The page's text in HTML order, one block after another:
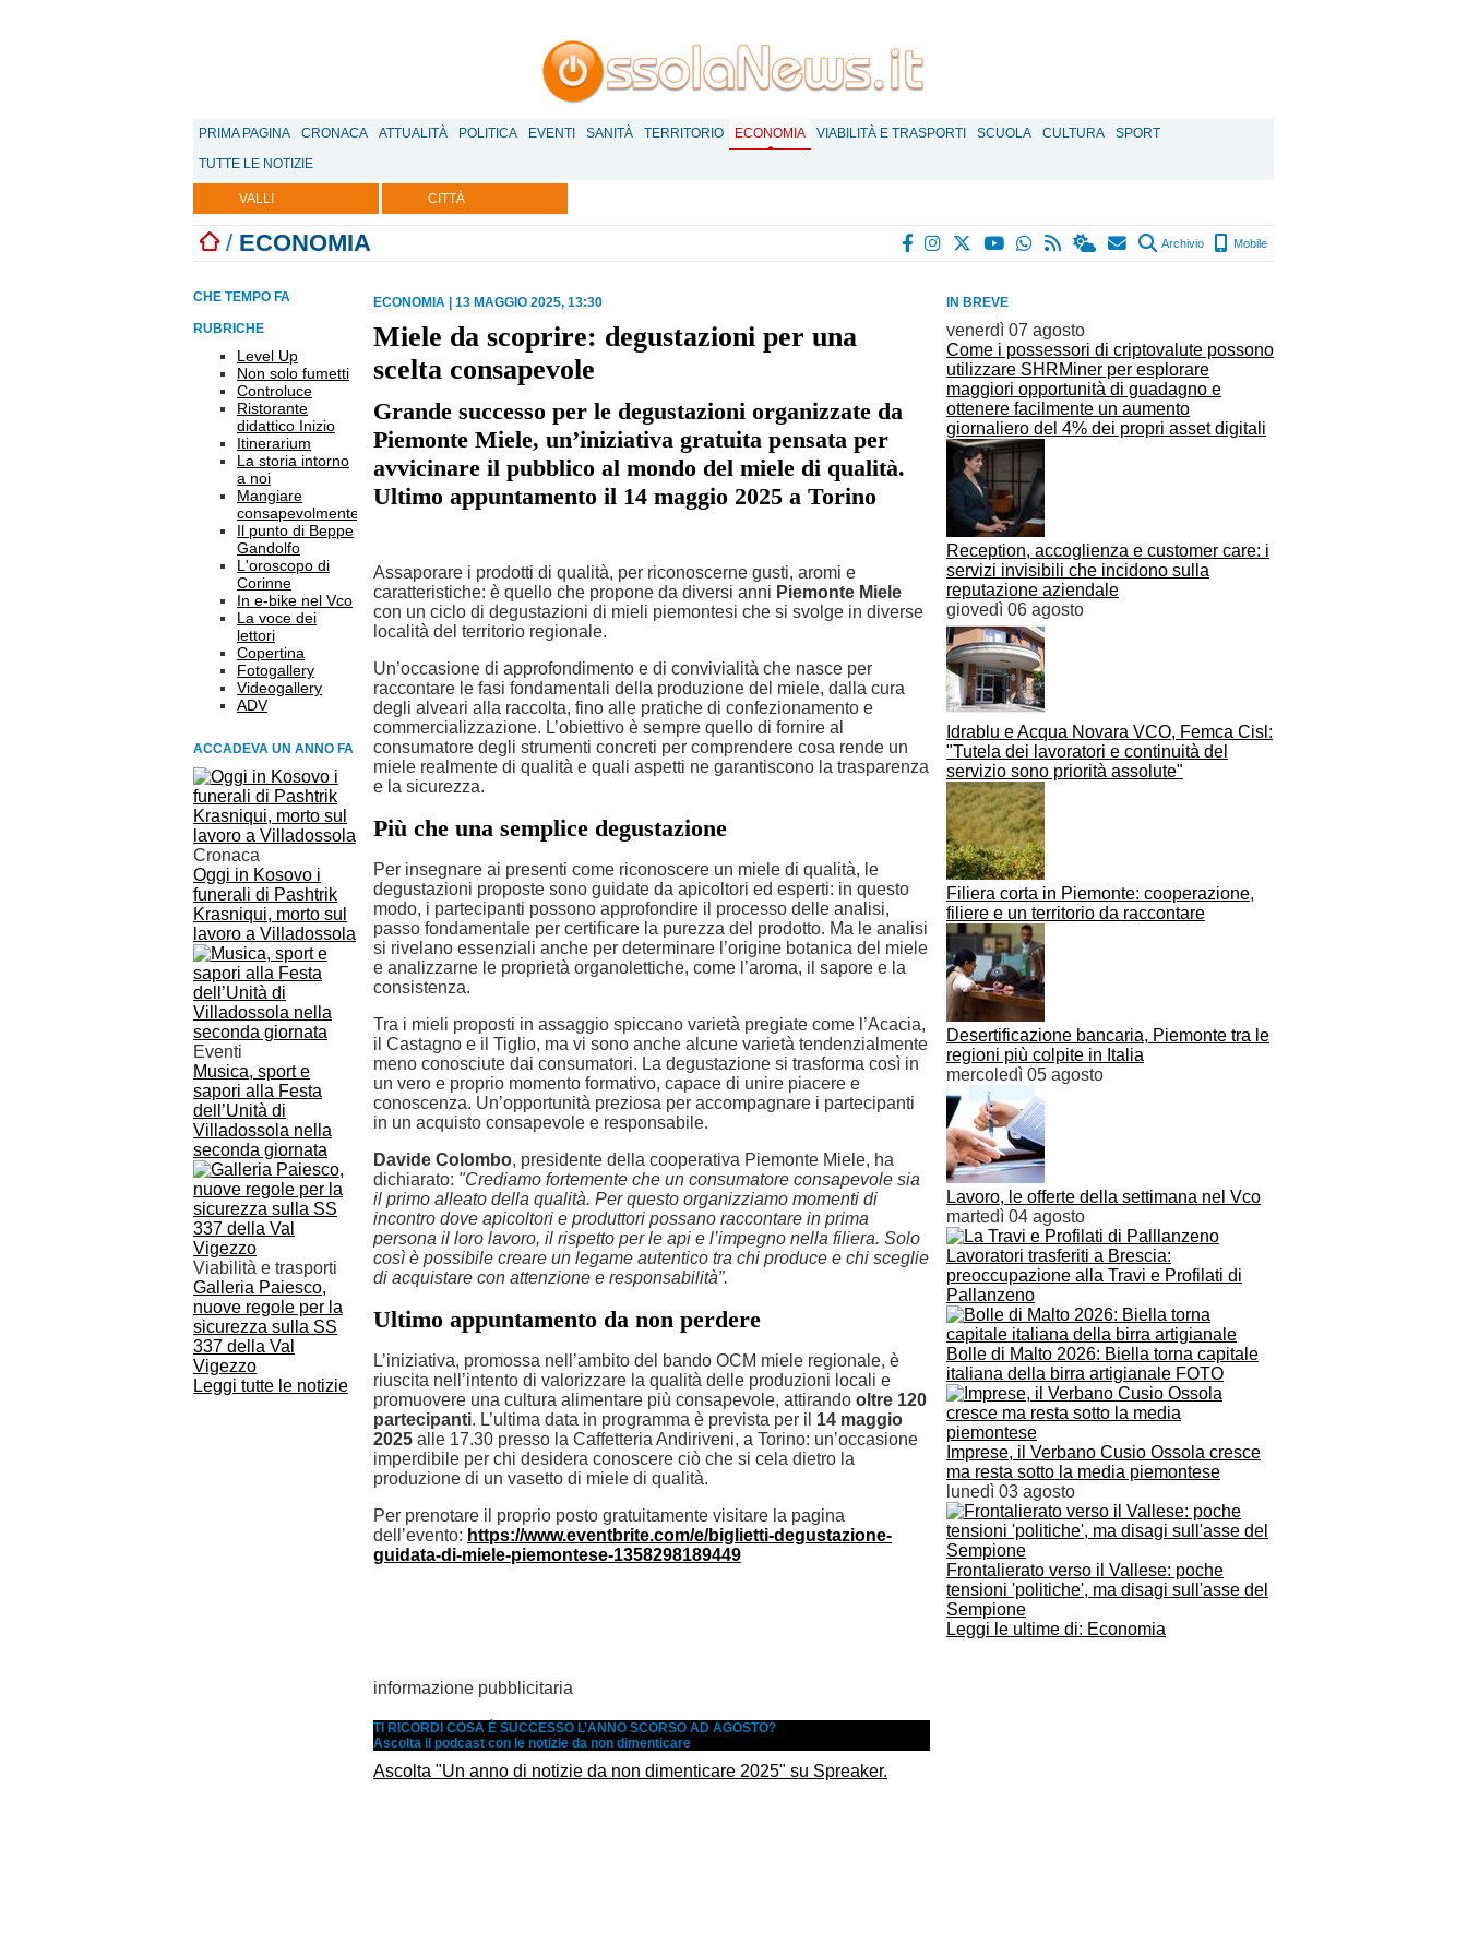
PRIMA PAGINA CRONACA ATTUALITÀ POLITICA EVENTI SANITÀ TERRITORIO ECONOMIA VIABILITÀ E TRASPORTI SCUOLA CULTURA
SPORT
TUTTE LE NOTIZIE
VALLI CITTÀ
/ ECONOMIA Archivio Mobile
IN BREVE
venerdì 07 agosto
Come i possessori di criptovalute possono
utilizzare SHRMiner per esplorare
maggiori opportunità di guadagno e
ottenere facilmente un aumento
giornaliero del 4% dei propri asset digitali
Reception, accoglienza e customer care: i
servizi invisibili che incidono sulla
reputazione aziendale
giovedì 06 agosto
Idrablu e Acqua Novara VCO, Femca Cisl:
"Tutela dei lavoratori e continuità del
servizio sono priorità assolute"
Filiera corta in Piemonte: cooperazione,
filiere e un territorio da raccontare
Desertificazione bancaria, Piemonte tra le
regioni più colpite in Italia
mercoledì 05 agosto
Lavoro, le offerte della settimana nel Vco
martedì 04 agosto
Lavoratori trasferiti a Brescia:
preoccupazione alla Travi e Profilati di
Pallanzeno
Bolle di Malto 2026: Biella torna capitale
italiana della birra artigianale FOTO
Imprese, il Verbano Cusio Ossola cresce
ma resta sotto la media piemontese
lunedì 03 agosto
Frontalierato verso il Vallese: poche
tensioni 'politiche', ma disagi sull'asse del
Sempione
Leggi le ultime di: Economia
CHE TEMPO FA
RUBRICHE
Level Up
Non solo fumetti
Controluce
Ristorante
didattico Inizio
Itinerarium
La storia intorno
a noi
Mangiare
consapevolmente
Il punto di Beppe
Gandolfo
L'oroscopo di
Corinne
In e-bike nel Vco
La voce dei
lettori
Copertina
Fotogallery
Videogallery
ADV
ACCADEVA UN ANNO FA
Cronaca
Oggi in Kosovo i
funerali di Pashtrik
Krasniqui, morto sul
lavoro a Villadossola
Eventi
Musica, sport e
sapori alla Festa
dell’Unità di
Villadossola nella
seconda giornata
Viabilità e trasporti
Galleria Paiesco,
nuove regole per la
sicurezza sulla SS
337 della Val
Vigezzo
Leggi tutte le notizie
ECONOMIA 13 MAGGIO 2025, 13:30
Miele da scoprire: degustazioni per una
scelta consapevole
Grande successo per le degustazioni organizzate da
Piemonte Miele, un’iniziativa gratuita pensata per
avvicinare il pubblico al mondo del miele di qualità.
Ultimo appuntamento il 14 maggio 2025 a Torino
Assaporare i prodotti di qualità, per riconoscerne gusti, aromi e
caratteristiche: è quello che propone da diversi anni Piemonte Miele
con un ciclo di degustazioni di mieli piemontesi che si svolge in diverse
località del territorio regionale.
Un’occasione di approfondimento e di convivialità che nasce per
raccontare le fasi fondamentali della produzione del miele, dalla cura
degli alveari alla raccolta, fino alle pratiche di confezionamento e
commercializzazione. L’obiettivo è sempre quello di fornire al
consumatore degli strumenti concreti per comprendere cosa rende un
miele realmente di qualità e quali aspetti ne garantiscono la trasparenza
e la sicurezza.
Più che una semplice degustazione
Per insegnare ai presenti come riconoscere un miele di qualità, le
degustazioni proposte sono guidate da apicoltori ed esperti: in questo
modo, i partecipanti possono approfondire il processo delle analisi,
passo fondamentale per certificare la purezza del prodotto. Ma le analisi
si rivelano essenziali anche per determinare l’origine botanica del miele
e analizzarne le proprietà organolettiche, come l’aroma, il sapore e la
consistenza.
Tra i mieli proposti in assaggio spiccano varietà pregiate come l’Acacia,
il Castagno e il Tiglio, ma vi sono anche alcune varietà tendenzialmente
meno conosciute dai consumatori. La degustazione si trasforma così in
un vero e proprio momento formativo, capace di unire piacere e
conoscenza. Un’opportunità preziosa per accompagnare i partecipanti
in un acquisto consapevole e responsabile.
Davide Colombo, presidente della cooperativa Piemonte Miele, ha
dichiarato: "Crediamo fortemente che un consumatore consapevole sia
il primo alleato della qualità. Per questo organizziamo momenti di
incontro dove apicoltori e produttori possano raccontare in prima
persona il loro lavoro, il rispetto per le api e l’impegno nella filiera. Solo
così è possibile creare un legame autentico tra chi produce e chi sceglie
di acquistare con attenzione e responsabilità”.
Ultimo appuntamento da non perdere
L’iniziativa, promossa nell’ambito del bando OCM miele regionale, è
riuscita nell’intento di valorizzare la qualità delle produzioni locali e
promuovere una cultura alimentare più consapevole, attirando oltre 120
partecipanti. L’ultima data in programma è prevista per il 14 maggio
2025 alle 17.30 presso la Caffetteria Andiriveni, a Torino: un’occasione
imperdibile per chi desidera conoscere ciò che si cela dietro la
produzione di un vasetto di miele di qualità.
Per prenotare il proprio posto gratuitamente visitare la pagina
dell’evento: https://www.eventbrite.com/e/biglietti-degustazione-
guidata-di-miele-piemontese-1358298189449
informazione pubblicitaria
TI RICORDI COSA È SUCCESSO L’ANNO SCORSO AD AGOSTO?
Ascolta il podcast con le notizie da non dimenticare
Ascolta "Un anno di notizie da non dimenticare 2025" su Spreaker.